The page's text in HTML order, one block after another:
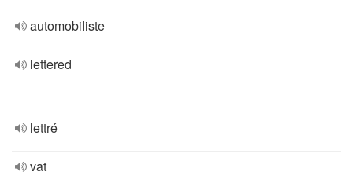
automobiliste
lettered
lettré
vat